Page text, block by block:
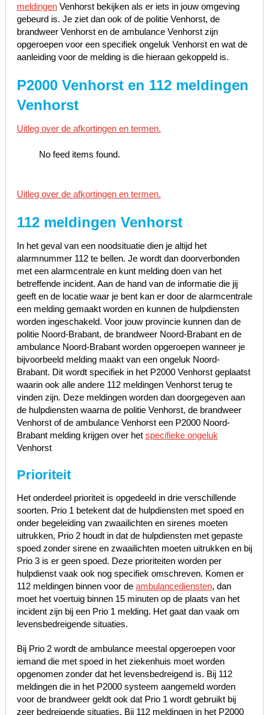
meldingenVenhorst bekijken als er iets in jouw omgeving
gebeurd is. Je ziet dan ook of de politie Venhorst, de
brandweer Venhorst en de ambulance Venhorst zijn
opgeroepen voor een specifiek ongeluk Venhorst en wat de
aanleiding voor de melding is die hieraan gekoppeld is.
P2000 Venhorst en 112 meldingen
Venhorst
Uitleg over de afkortingen en termen.
No feed items found.
Uitleg over de afkortingen en termen.
112 meldingen Venhorst
In het geval van een noodsituatie dien je altijd het
alarmnummer 112 te bellen. Je wordt dan doorverbonden
met een alarmcentrale en kunt melding doen van het
betreffende incident. Aan de hand van de informatie die jij
geeft en de locatie waar je bent kan er door de alarmcentrale
een melding gemaakt worden en kunnen de hulpdiensten
worden ingeschakeld. Voor jouw provincie kunnen dan de
politie Noord-Brabant, de brandweer Noord-Brabant en de
ambulance Noord-Brabant worden opgeroepen wanneer je
bijvoorbeeld melding maakt van een ongeluk Noord-
Brabant. Dit wordt specifiek in het P2000 Venhorst geplaatst
waarin ook alle andere 112 meldingen Venhorst terug te
vinden zijn. Deze meldingen worden dan doorgegeven aan
de hulpdiensten waarna de politie Venhorst, de brandweer
Venhorst of de ambulance Venhorst een P2000 Noord-
Brabant melding krijgen over het specifieke ongeluk
Venhorst
Prioriteit
Het onderdeel prioriteit is opgedeeld in drie verschillende
soorten. Prio 1 betekent dat de hulpdiensten met spoed en
onder begeleiding van zwaailichten en sirenes moeten
uitrukken, Prio 2 houdt in dat de hulpdiensten met gepaste
spoed zonder sirene en zwaailichten moeten uitrukken en bij
Prio 3 is er geen spoed. Deze prioriteiten worden per
hulpdienst vaak ook nog specifiek omschreven. Komen er
112 meldingen binnen voor de ambulancediensten, dan
moet het voertuig binnen 15 minuten op de plaats van het
incident zijn bij een Prio 1 melding. Het gaat dan vaak om
levensbedreigende situaties.
Bij Prio 2 wordt de ambulance meestal opgeroepen voor
iemand die met spoed in het ziekenhuis moet worden
opgenomen zonder dat het levensbedreigend is. Bij 112
meldingen die in het P2000 systeem aangemeld worden
voor de brandweer geldt ook dat Prio 1 wordt gebruikt bij
zeer bedreigende situaties. Bij 112 meldingen in het P2000